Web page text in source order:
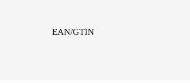
EAN/GTIN